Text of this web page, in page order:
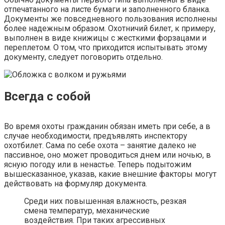
отпечатанного на листе бумаги и заполненного бланка.
Документы же повседневного пользования исполнены
более надежным образом. Охотничий билет, к примеру,
выполнен в виде книжицы с жесткими форзацами и
переплетом. О том, что приходится испытывать этому
документу, следует поговорить отдельно.
Всегда с собой
Во время охоты гражданин обязан иметь при себе, а в
случае необходимости, предъявлять инспектору
охотбилет. Сама по себе охота – занятие далеко не
пассивное, оно может проводиться днем или ночью, в
ясную погоду или в ненастье. Теперь подытожим
вышесказанное, указав, какие внешние факторы могут
действовать на формуляр документа.
Среди них повышенная влажность, резкая
смена температур, механические
воздействия. При таких агрессивных